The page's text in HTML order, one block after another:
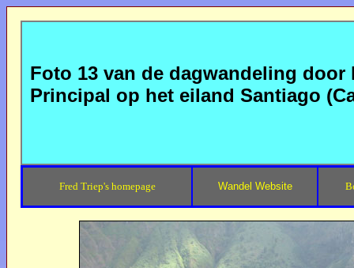
Foto 13 van de dagwandeling door
Principal op het eiland Santiago
Fred Triep's homepage Wandel Website